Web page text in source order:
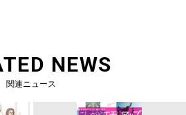
NEWS
関連ニュース